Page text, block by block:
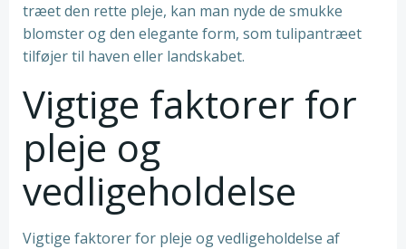
træet den rette pleje, kan man nyde de smukke
blomster og den elegante form, som tulipantræet
tilføjer til haven eller landskabet.
Vigtige faktorer for
pleje og
vedligeholdelse
Vigtige faktorer for pleje og vedligeholdelse af